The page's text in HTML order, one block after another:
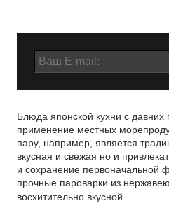
Блюда японской кухни с
применение местных
пару, например, является
вкусная и свежая но и
и cохранение первоначальной
прочные пароварки из
восхитительно вкусной.